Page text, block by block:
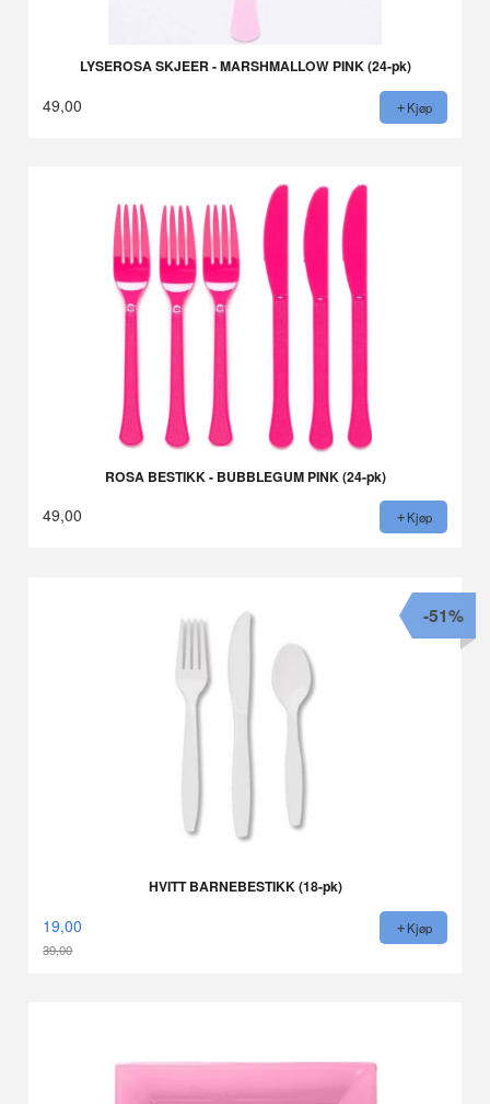
LYSEROSA SKJEER - MARSHMALLOW PINK (24-pk)
49,00 Kjøp
ROSA BESTIKK - BUBBLEGUM PINK (24-pk)
49,00 Kjøp
HVITT BARNEBESTIKK (18-pk)
19,00
39,00
-51%
Kjøp